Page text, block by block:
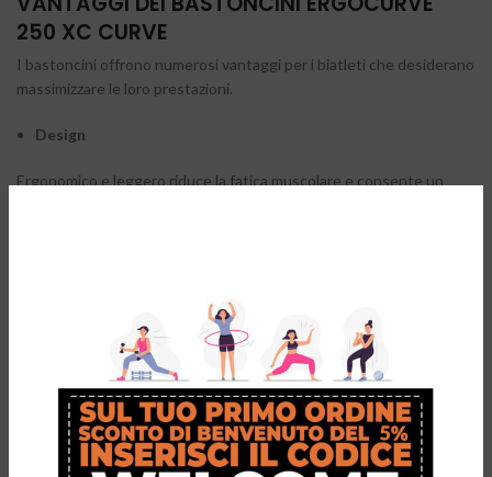
250 XC CURVE
I bastoncini offrono numerosi vantaggi per i biatleti che desiderano
massimizzare le loro prestazioni.
Design
Ergonomico e leggero riduce la fatica muscolare e consente un
migliorando la velocità complessiva.
L’alta qualità dei materiali utilizzati nella loro costruzione
garantiscono una maggiore durata nel tempo, resistendo alle
sollecitazioni tipiche di questa disciplina.